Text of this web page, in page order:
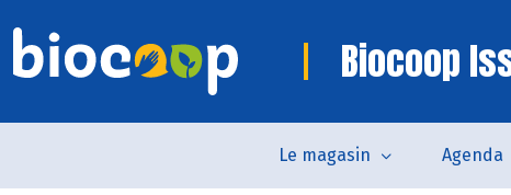
Biocoop
Le magasin Agenda